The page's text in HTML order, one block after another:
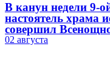
В канун недели 9-
настоятель храма
совершил
02 августа